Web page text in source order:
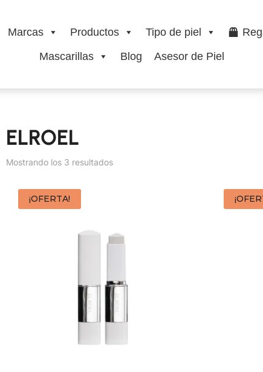
Marcas Productos Tipo de piel
Mascarillas
Blog Asesor de Piel
ELROEL
Mostrando los 3 resultados
¡OFERTA!